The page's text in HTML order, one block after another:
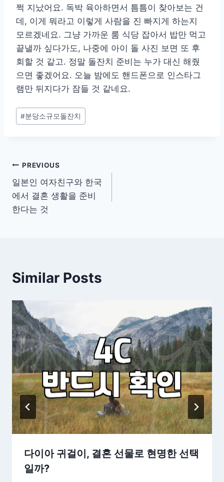
쩍 지났어요. 독박 육아하면서 틈틈이 찾아보는 건
데, 이게 뭐라고 이렇게 사람을 진 빠지게 하는지
모르겠네요. 그냥 가까운 룸 식당 잡아서 밥만 먹고
끝낼까 싶다가도, 나중에 아이 돌 사진 보면 또 후
회할 것 같고. 정말 돌잔치 준비는 누가 대신 해줬
으면 좋겠어요. 오늘 밤에도 핸드폰으로 인스타그
램만 뒤지다가 잠들 것 같네요.
Post
Tags:
#분당소규모돌잔치
글
탐
색
PREVIOUS
일본인 여자친구와 한국
에서 결혼 생활을 준비
한다는 것
Similar Posts
다이아 귀걸이, 결혼 선물로 현명한 선택
일까?